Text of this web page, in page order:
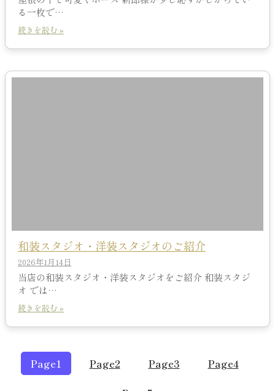
る一枚で…
続きを読む »
和装スタジオ・洋装スタジオのご紹介
2026年1月14日
当店の和装スタジオ・洋装スタジオをご紹介 和装スタジ
オ では…
続きを読む »
Page1 Page2 Page3 Page4